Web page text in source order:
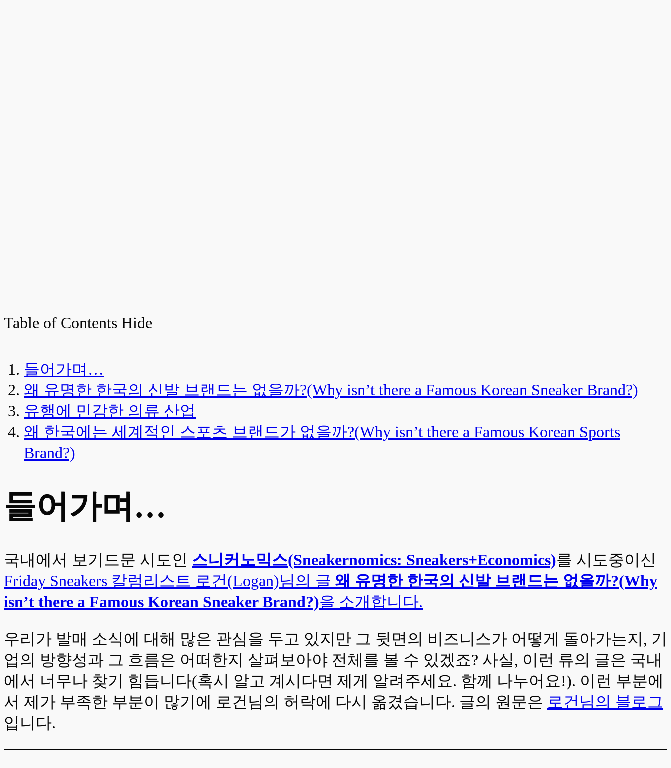
Table of Contents Hide
들어가며…
왜 유명한 한국의 신발 브랜드는 없을까?(Why isn’t there a Famous Korean Sneaker Brand?)
유행에 민감한 의류 산업
왜 한국에는 세계적인 스포츠 브랜드가 없을까?(Why isn’t there a Famous Korean Sports
Brand?)
들어가며…
국내에서 보기드문 시도인 스니커노믹스(Sneakernomics: Sneakers+Economics)를 시도중이신
Friday Sneakers 칼럼리스트 로건(Logan)님의 글 왜 유명한 한국의 신발 브랜드는 없을까?(Why
isn’t there a Famous Korean Sneaker Brand?)을 소개합니다.
우리가 발매 소식에 대해 많은 관심을 두고 있지만 그 뒷면의 비즈니스가 어떻게 돌아가는지, 기
업의 방향성과 그 흐름은 어떠한지 살펴보아야 전체를 볼 수 있겠죠? 사실, 이런 류의 글은 국내
에서 너무나 찾기 힘듭니다(혹시 알고 계시다면 제게 알려주세요. 함께 나누어요!). 이런 부분에
서 제가 부족한 부분이 많기에 로건님의 허락에 다시 옮겼습니다. 글의 원문은 로건님의 블로그
입니다.